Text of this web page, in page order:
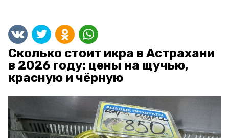
Сколько стоит икра в Астрахани
в 2026 году: цены на щучью,
красную и чёрную